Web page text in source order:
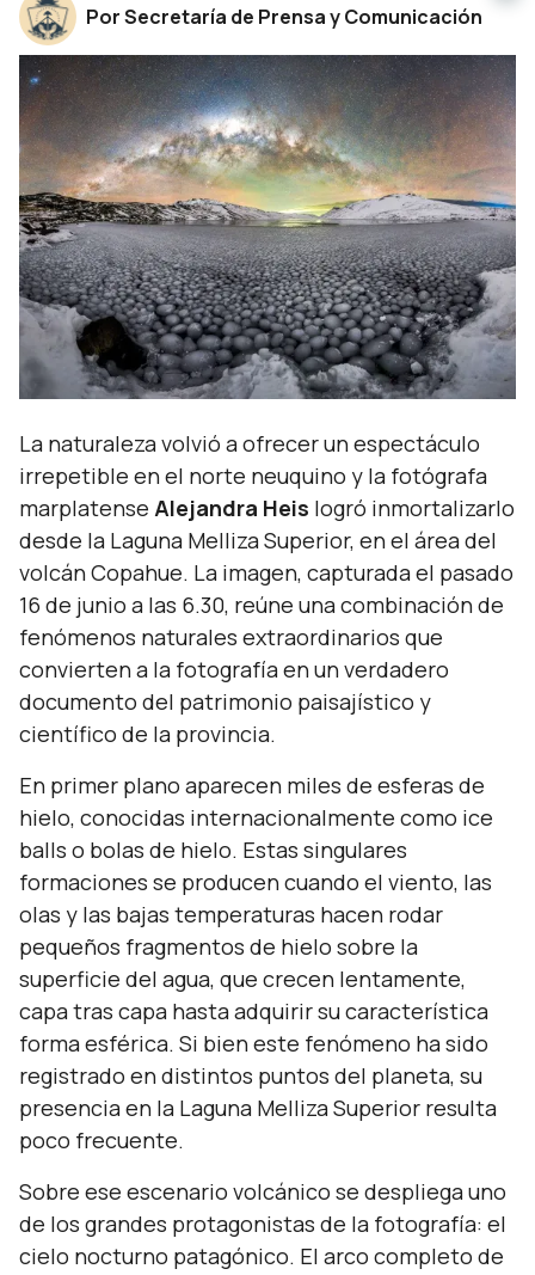
Por Secretaría de Prensa y Comunicación
La naturaleza volvió a ofrecer un espectáculo
irrepetible en el norte neuquino y la fotógrafa
marplatense Alejandra Heis logró inmortalizarlo
desde la Laguna Melliza Superior, en el área del
volcán Copahue. La imagen, capturada el pasado
16 de junio a las 6.30, reúne una combinación de
fenómenos naturales extraordinarios que
convierten a la fotografía en un verdadero
documento del patrimonio paisajístico y
científico de la provincia.
En primer plano aparecen miles de esferas de
hielo, conocidas internacionalmente como ice
balls o bolas de hielo. Estas singulares
formaciones se producen cuando el viento, las
olas y las bajas temperaturas hacen rodar
pequeños fragmentos de hielo sobre la
superficie del agua, que crecen lentamente,
capa tras capa hasta adquirir su característica
forma esférica. Si bien este fenómeno ha sido
registrado en distintos puntos del planeta, su
presencia en la Laguna Melliza Superior resulta
poco frecuente.
Sobre ese escenario volcánico se despliega uno
de los grandes protagonistas de la fotografía: el
cielo nocturno patagónico. El arco completo de